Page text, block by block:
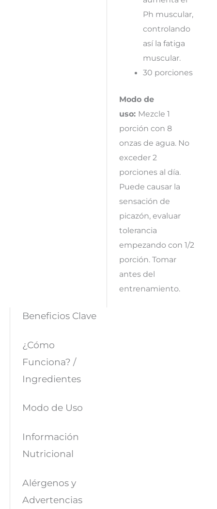
Ph muscular,
controlando
así la fatiga
muscular.
30 porciones
Modo de
uso: Mezcle 1
porción con 8
onzas de agua. No
exceder 2
porciones al día.
Puede causar la
sensación de
picazón, evaluar
tolerancia
empezando con 1/2
porción. Tomar
antes del
entrenamiento.
Beneficios Clave
¿Cómo
Funciona? /
Ingredientes
Modo de Uso
Información
Nutricional
Alérgenos y
Advertencias